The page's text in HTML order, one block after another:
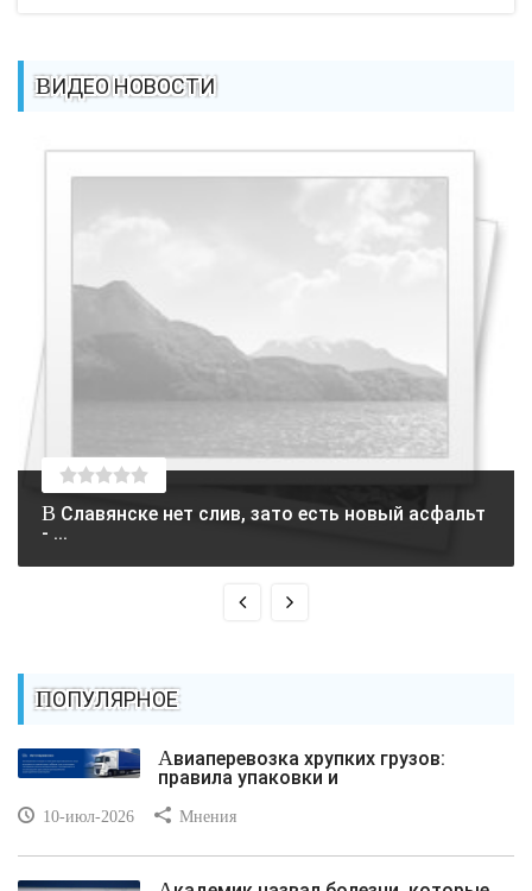
ВИДЕО НОВОСТИ
В Славянске нет слив, зато есть новый асфальт
- ...
ПОПУЛЯРНОЕ
Авиаперевозка хрупких грузов:
правила упаковки и
10-июл-2026 Мнения